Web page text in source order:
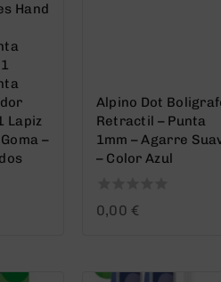
Hand
Lapiz
–
Alpino Dot
Retractil – Punta
1mm – Agarre
– Color Azul
0
0,00 €